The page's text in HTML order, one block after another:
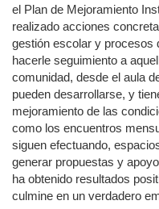
el Plan de Mejoramiento
realizado acciones
gestión escolar y procesos
hacerle seguimiento a
comunidad, desde el aula
pueden desarrollarse, y
mejoramiento de las
como los encuentros
siguen efectuando,
generar propuestas y
ha obtenido resultados
culmine en un verdadero